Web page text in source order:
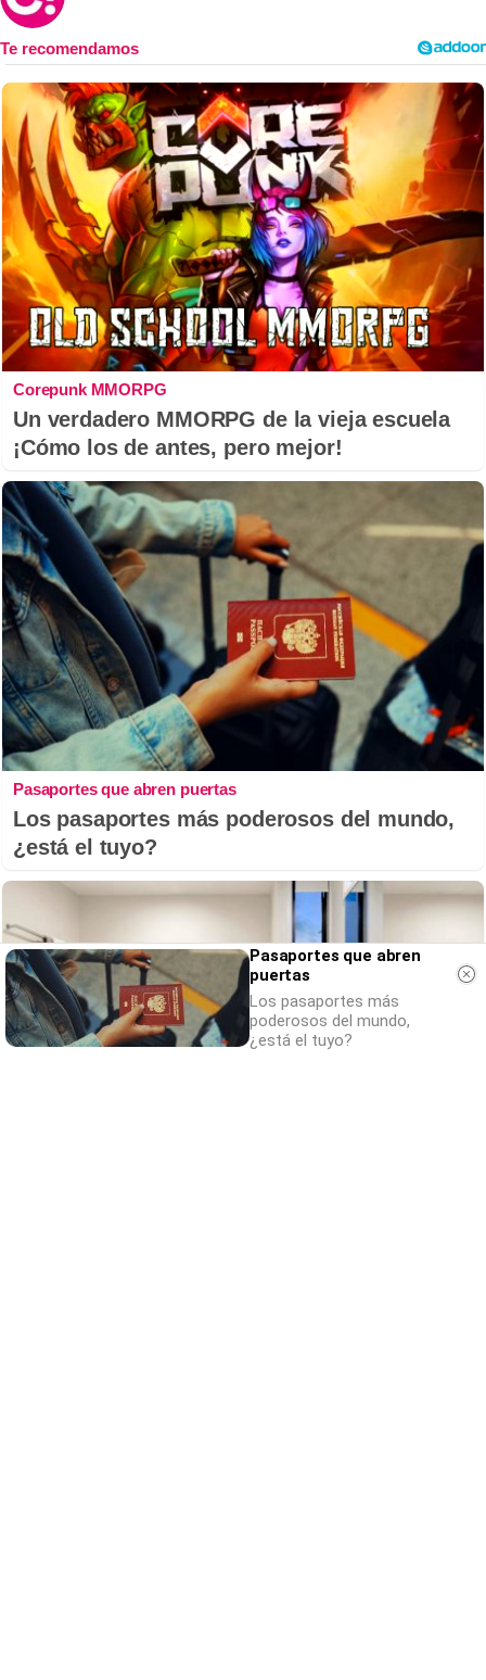
Corepunk MMORPG
Un verdadero MMORPG de la vieja escuela
¡Cómo los de antes, pero mejor!
Pasaportes que abren puertas
Los pasaportes más poderosos del mundo,
¿está el tuyo?
Pasaportes que abren
puertas
Los pasaportes más
poderosos del mundo,
¿está el tuyo?